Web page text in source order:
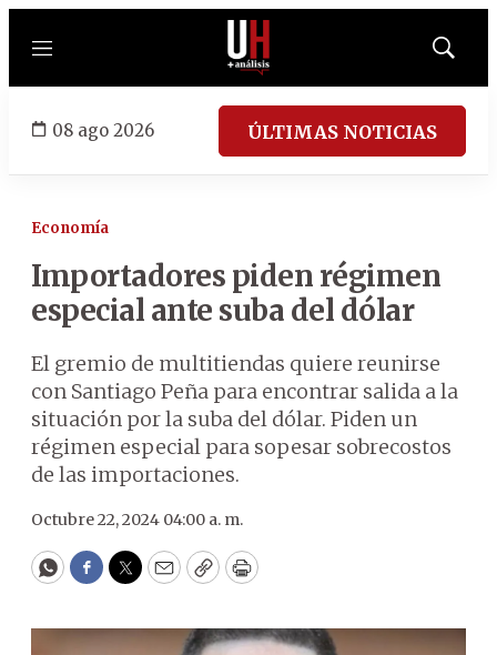
Menú
Mostrar
08 ago 2026 ÚLTIMAS NOTICIAS
Economía
Importadores piden régimen
especial ante suba del dólar
El gremio de multitiendas quiere reunirse
con Santiago Peña para encontrar salida a la
situación por la suba del dólar. Piden un
régimen especial para sopesar sobrecostos
de las importaciones.
Octubre 22, 2024 04:00 a. m.
WhatsApp
Facebook
Twitter
EmailCopyPrint